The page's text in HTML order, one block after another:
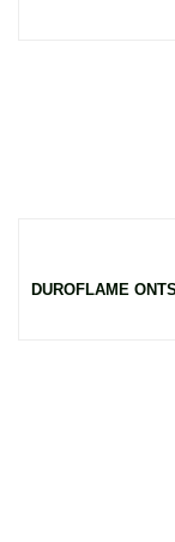
DUROFLAME